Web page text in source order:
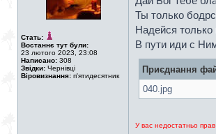
Стать:
Востаннє тут були:
23 лютого 2023, 23:08
Написано: 308
Звідки: Чернівці
Віровизнання: п'ятидесятник
Ты только
Надейся только
В пути иди с
Приєднання
040.jpg
У вас недостатньо